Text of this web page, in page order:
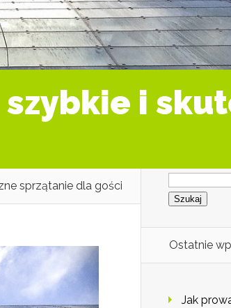
i
sprzątanie dla gości
Szukaj:
Ostatnie
Jak